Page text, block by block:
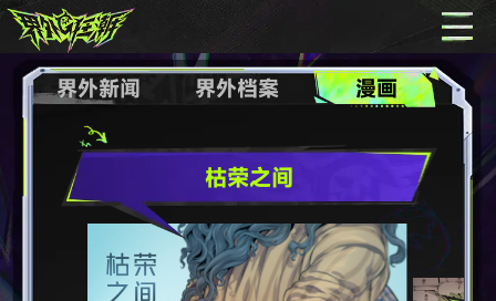
界外新闻 界外档案 漫画
枯荣之间